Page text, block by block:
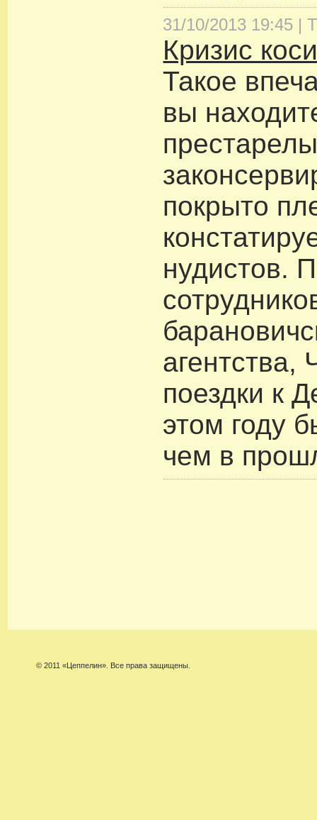
31/10/2013 19:45 |
Кризис
Такое
вы
покрыто
нудистов.
поездки к
этом году
чем в
© 2011 «Цеппелин». Все права защищены.